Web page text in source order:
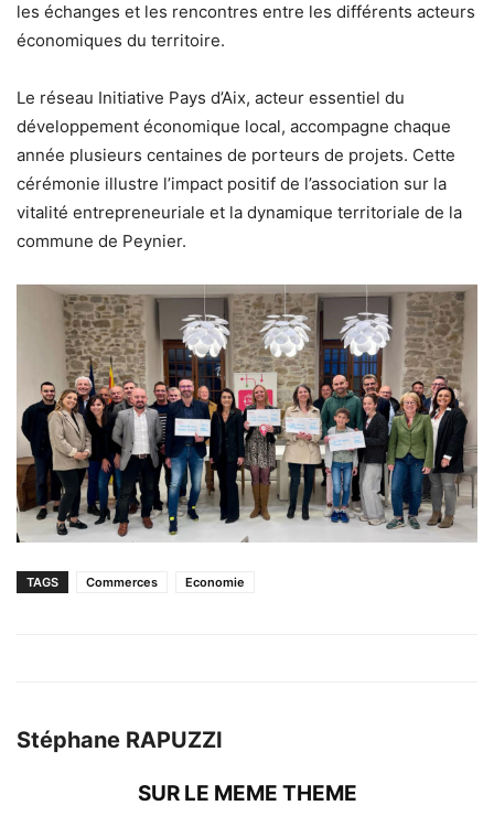
les échanges et les rencontres entre les différents acteurs
économiques du territoire.
Le réseau Initiative Pays d’Aix, acteur essentiel du
développement économique local, accompagne chaque
année plusieurs centaines de porteurs de projets. Cette
cérémonie illustre l’impact positif de l’association sur la
vitalité entrepreneuriale et la dynamique territoriale de la
commune de Peynier.
TAGS Commerces Economie
Stéphane RAPUZZI
SUR LE MEME THEME